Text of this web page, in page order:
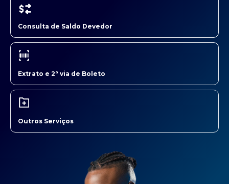
Consulta de Saldo Devedor
Extrato e 2ª via de Boleto
Outros Serviços